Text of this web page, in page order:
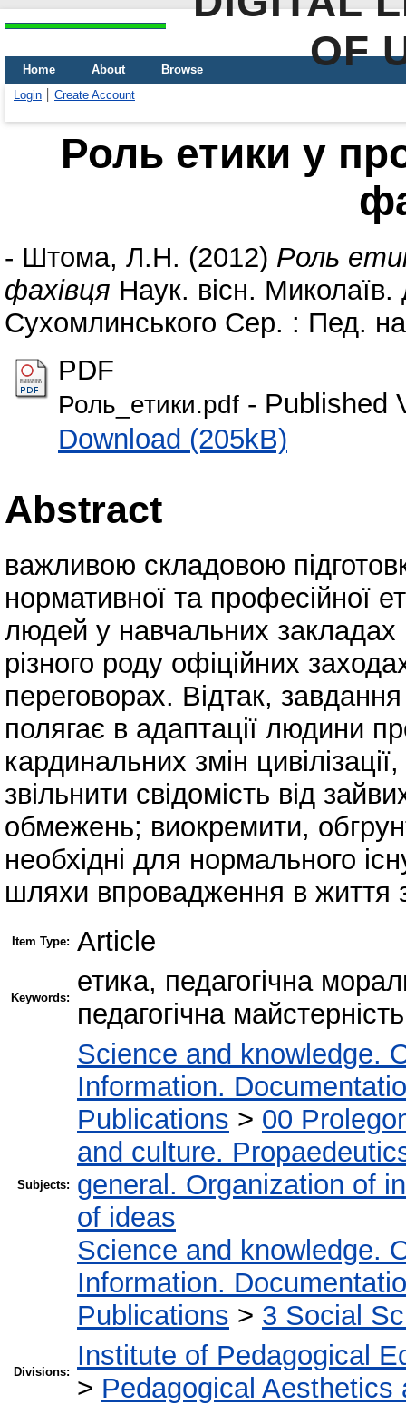
OF
Home About
Browse
Login
Create Account
Роль етики у
- Штома, Л.Н. (2012) Роль
фахівця Наук. вісн.
Сухомлинського Сер. : Пед.
PDF
Роль_етики.pdf - Published
Download (205kB)
Abstract
важливою складовою
нормативної та професійної
людей у навчальних закладах
різного роду офіційних
переговорах. Відтак,
полягає в адаптації людини
кардинальних змін
звільнити свідомість від
обмежень; виокремити,
необхідні для нормального
шляхи впровадження в життя
Item Type: Article
Keywords:
етика, педагогічна
педагогічна майстерність
Subjects:
Science and knowledge.
Information.
Publications > 00
and culture.
general. Organization of
of ideas
Science and knowledge.
Information.
Publications > 3 Social
Divisions:
Institute of Pedagogical
> Pedagogical